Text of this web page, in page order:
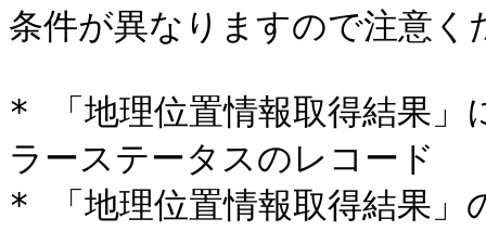
条件が異なりますので注意
* 「地理位置情報取得結果」
ラーステータスのレコード
* 「地理位置情報取得結果」